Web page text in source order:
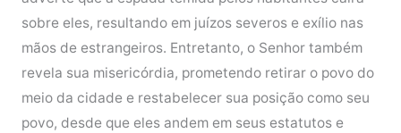
sobre eles, resultando em juízos severos e exílio nas
mãos de estrangeiros. Entretanto, o Senhor também
revela sua misericórdia, prometendo retirar o povo do
meio da cidade e restabelecer sua posição como seu
povo, desde que eles andem em seus estatutos e